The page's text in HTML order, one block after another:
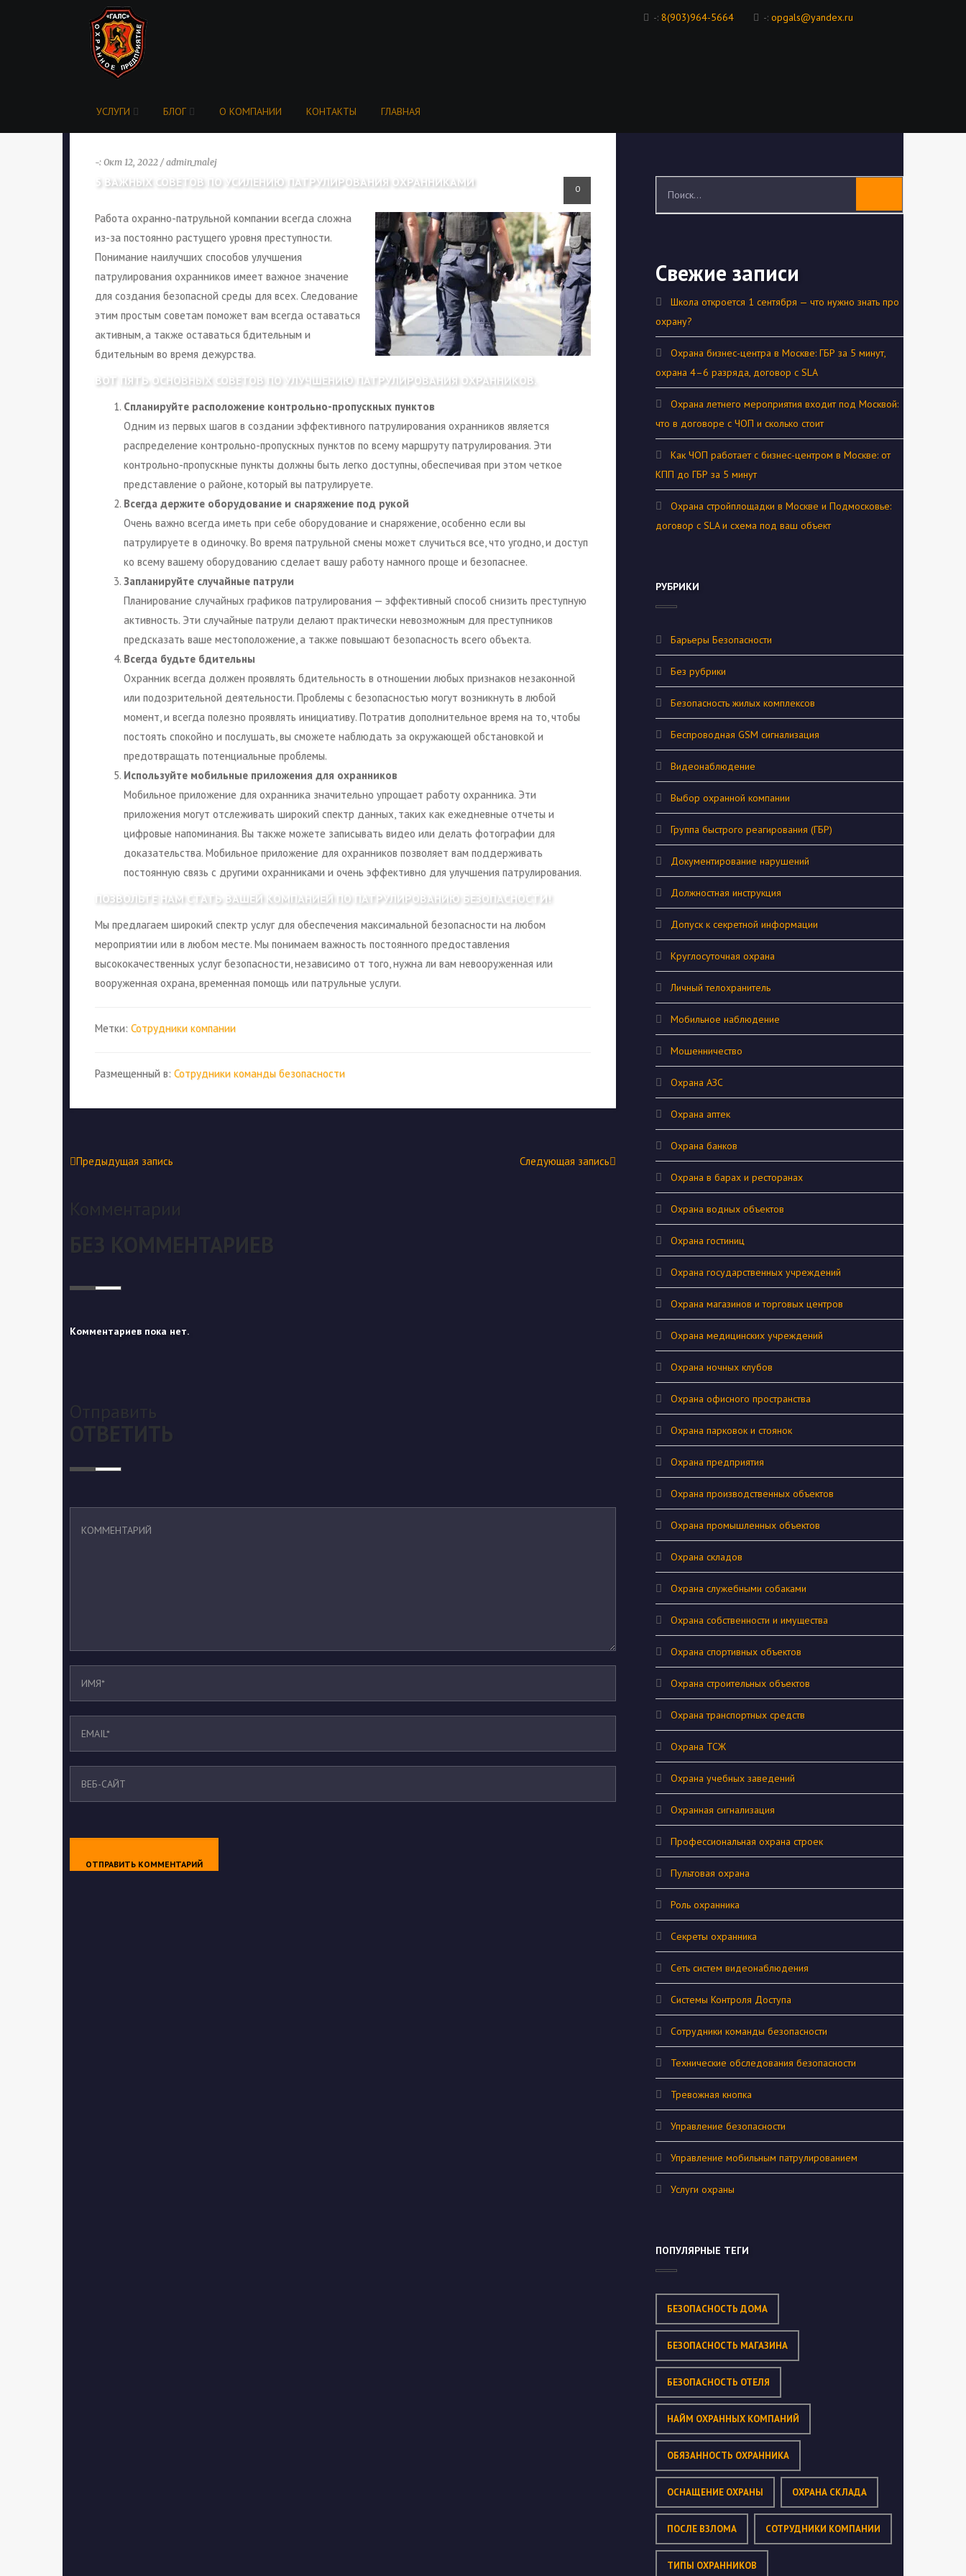
-: 8(903)964-5664 -: opgals@yandex.ru
УСЛУГИ БЛОГ О КОМПАНИИ КОНТАКТЫ ГЛАВНАЯ
-: Окт 12, 2022 / admin_malej
5 ВАЖНЫХ СОВЕТОВ ПО УСИЛЕНИЮ ПАТРУЛИРОВАНИЯ ОХРАННИКАМИ 0
Работа охранно-патрульной компании всегда сложна
из-за постоянно растущего уровня преступности.
Понимание наилучших способов улучшения
патрулирования охранников имеет важное значение
для создания безопасной среды для всех. Следование
этим простым советам поможет вам всегда оставаться
активным, а также оставаться бдительным и
бдительным во время дежурства.
ВОТ ПЯТЬ ОСНОВНЫХ СОВЕТОВ ПО УЛУЧШЕНИЮ ПАТРУЛИРОВАНИЯ ОХРАННИКОВ.
Спланируйте расположение контрольно-пропускных пунктов
Одним из первых шагов в создании эффективного патрулирования охранников является
распределение контрольно-пропускных пунктов по всему маршруту патрулирования. Эти
контрольно-пропускные пункты должны быть легко доступны, обеспечивая при этом четкое
представление о районе, который вы патрулируете.
Всегда держите оборудование и снаряжение под рукой
Очень важно всегда иметь при себе оборудование и снаряжение, особенно если вы
патрулируете в одиночку. Во время патрульной смены может случиться все, что угодно, и доступ
ко всему вашему оборудованию сделает вашу работу намного проще и безопаснее.
Запланируйте случайные патрули
Планирование случайных графиков патрулирования — эффективный способ снизить преступную
активность. Эти случайные патрули делают практически невозможным для преступников
предсказать ваше местоположение, а также повышают безопасность всего объекта.
Всегда будьте бдительны
Охранник всегда должен проявлять бдительность в отношении любых признаков незаконной
или подозрительной деятельности. Проблемы с безопасностью могут возникнуть в любой
момент, и всегда полезно проявлять инициативу. Потратив дополнительное время на то, чтобы
постоять спокойно и послушать, вы сможете наблюдать за окружающей обстановкой и
предотвращать потенциальные проблемы.
Используйте мобильные приложения для охранников
Мобильное приложение для охранника значительно упрощает работу охранника. Эти
приложения могут отслеживать широкий спектр данных, таких как ежедневные отчеты и
цифровые напоминания. Вы также можете записывать видео или делать фотографии для
доказательства. Мобильное приложение для охранников позволяет вам поддерживать
постоянную связь с другими охранниками и очень эффективно для улучшения патрулирования.
ПОЗВОЛЬТЕ НАМ СТАТЬ ВАШЕЙ КОМПАНИЕЙ ПО ПАТРУЛИРОВАНИЮ БЕЗОПАСНОСТИ!
Мы предлагаем широкий спектр услуг для обеспечения максимальной безопасности на любом
мероприятии или в любом месте. Мы понимаем важность постоянного предоставления
высококачественных услуг безопасности, независимо от того, нужна ли вам невооруженная или
вооруженная охрана, временная помощь или патрульные услуги.
Метки: Сотрудники компании
Размещенный в: Сотрудники команды безопасности
Предыдущая запись Следующая запись
Комментарии
БЕЗ КОММЕНТАРИЕВ
Комментариев пока нет.
Отправить
ОТВЕТИТЬ
Свежие записи
Школа откроется 1 сентября — что нужно знать про
охрану?
Охрана бизнес-центра в Москве: ГБР за 5 минут,
охрана 4–6 разряда, договор с SLA
Охрана летнего мероприятия входит под Москвой:
что в договоре с ЧОП и сколько стоит
Как ЧОП работает с бизнес-центром в Москве: от
КПП до ГБР за 5 минут
Охрана стройплощадки в Москве и Подмосковье:
договор с SLA и схема под ваш объект
РУБРИКИ
Барьеры Безопасности
Без рубрики
Безопасность жилых комплексов
Беспроводная GSM сигнализация
Видеонаблюдение
Выбор охранной компании
Группа быстрого реагирования (ГБР)
Документирование нарушений
Должностная инструкция
Допуск к секретной информации
Круглосуточная охрана
Личный телохранитель
Мобильное наблюдение
Мошенничество
Охрана АЗС
Охрана аптек
Охрана банков
Охрана в барах и ресторанах
Охрана водных объектов
Охрана гостиниц
Охрана государственных учреждений
Охрана магазинов и торговых центров
Охрана медицинских учреждений
Охрана ночных клубов
Охрана офисного пространства
Охрана парковок и стоянок
Охрана предприятия
Охрана производственных объектов
Охрана промышленных объектов
Охрана складов
Охрана служебными собаками
Охрана собственности и имущества
Охрана спортивных объектов
Охрана строительных объектов
Охрана транспортных средств
Охрана ТСЖ
Охрана учебных заведений
Охранная сигнализация
Профессиональная охрана строек
Пультовая охрана
Роль охранника
Секреты охранника
Сеть систем видеонаблюдения
Системы Контроля Доступа
Сотрудники команды безопасности
Технические обследования безопасности
Тревожная кнопка
Управление безопасности
Управление мобильным патрулированием
Услуги охраны
ПОПУЛЯРНЫЕ ТЕГИ
БЕЗОПАСНОСТЬ ДОМА
БЕЗОПАСНОСТЬ МАГАЗИНА
БЕЗОПАСНОСТЬ ОТЕЛЯ
НАЙМ ОХРАННЫХ КОМПАНИЙ
ОБЯЗАННОСТЬ ОХРАННИКА
ОСНАЩЕНИЕ ОХРАНЫ ОХРАНА СКЛАДА
ПОСЛЕ ВЗЛОМА СОТРУДНИКИ КОМПАНИИ
ТИПЫ ОХРАННИКОВ